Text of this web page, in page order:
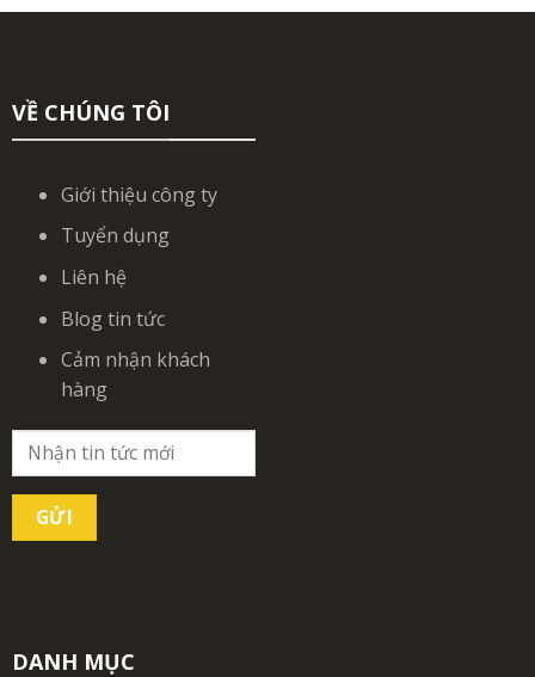
VỀ CHÚNG TÔI
Giới thiệu công ty
Tuyển dụng
Liên hệ
Blog tin tức
Cảm nhận khách
hàng
DANH MỤC